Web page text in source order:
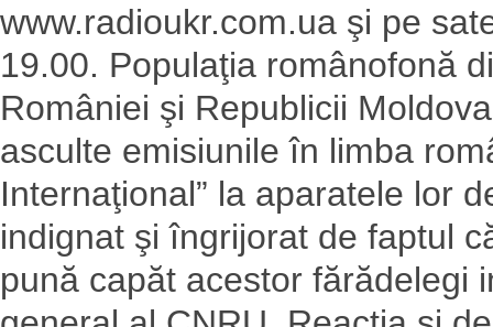
www.radioukr.com.ua şi pe
19.00. Populaţia românofonă
României şi Republicii
asculte emisiunile în limba
Internaţional” la aparatele lor
indignat şi îngrijorat de faptul
pună capăt acestor fărădelegi